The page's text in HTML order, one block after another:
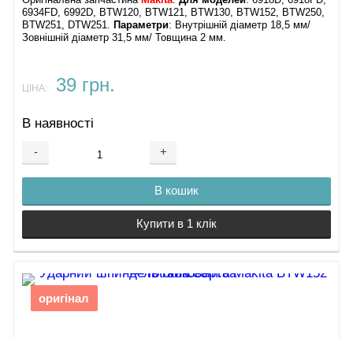
6934FD, 6992D, BTW120, BTW121, BTW130, BTW152, BTW250,
BTW251, DTW251. Параметри: Внутрішній діаметр 18,5 мм/
Зовнішній діаметр 31,5 мм/ Товщина 2 мм.
ЦІНА: 39 грн.
В наявності
- +
В кошик
Купити в 1 клік
оригінал